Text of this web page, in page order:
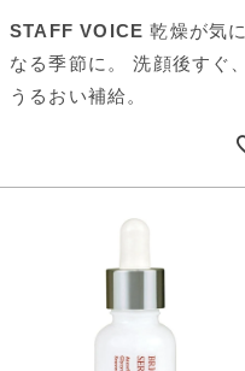
STAFF VOICE 乾燥が気に
なる季節に。 洗顔後すぐ、
うるおい補給。